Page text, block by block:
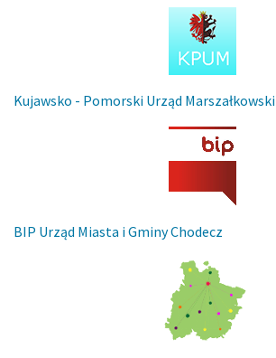
Kujawsko - Pomorski Urząd Marszałkowski
BIP Urząd Miasta i Gminy Chodecz